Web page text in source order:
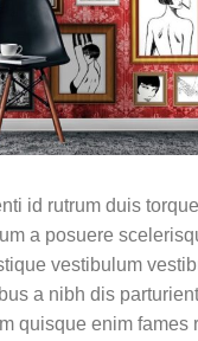
id rutrum duis
a posuere
vestibulum
a nibh dis
quisque enim fames